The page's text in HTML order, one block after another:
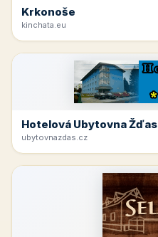
Krkonoše
kinchata.eu
Hotelová Ubytovna Žďas
ubytovnazdas.cz